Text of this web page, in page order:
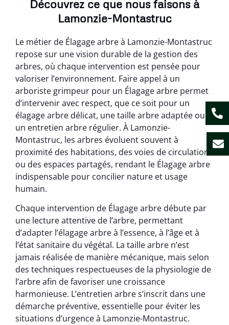
Découvrez ce que nous faisons à
Lamonzie-Montastruc
Le métier de Élagage arbre à Lamonzie-Montastruc
repose sur une vision durable de la gestion des
arbres, où chaque intervention est pensée pour
valoriser l’environnement. Faire appel à un
arboriste grimpeur pour un Élagage arbre permet
d’intervenir avec respect, que ce soit pour un
élagage arbre délicat, une taille arbre adaptée ou
un entretien arbre régulier. À Lamonzie-
Montastruc, les arbres évoluent souvent à
proximité des habitations, des voies de circulation
ou des espaces partagés, rendant le Élagage arbre
indispensable pour concilier nature et usage
humain.
Chaque intervention de Élagage arbre débute par
une lecture attentive de l’arbre, permettant
d’adapter l’élagage arbre à l’essence, à l’âge et à
l’état sanitaire du végétal. La taille arbre n’est
jamais réalisée de manière mécanique, mais selon
des techniques respectueuses de la physiologie de
l’arbre afin de favoriser une croissance
harmonieuse. L’entretien arbre s’inscrit dans une
démarche préventive, essentielle pour éviter les
situations d’urgence à Lamonzie-Montastruc.